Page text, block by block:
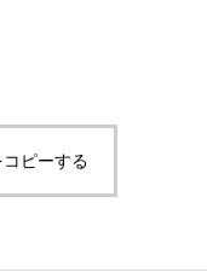
ピーする